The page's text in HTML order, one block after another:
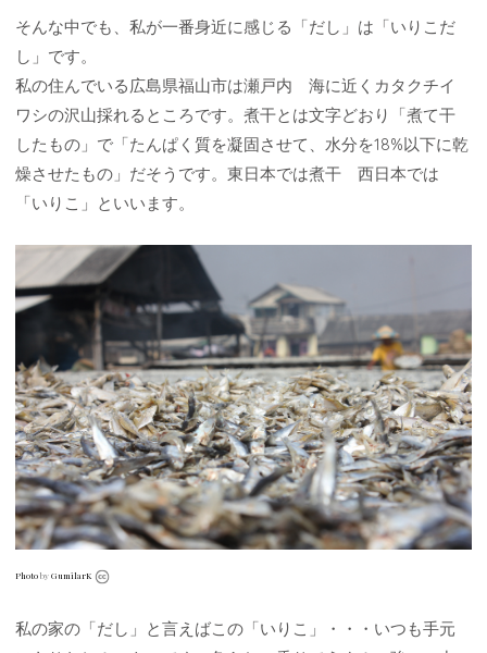
そんな中でも、私が一番身近に感じる「だし」は「いりこだ
し」です。
私の住んでいる広島県福山市は瀬戸内 海に近くカタクチイ
ワシの沢山採れるところです。煮干とは文字どおり「煮て干
したもの」で「たんぱく質を凝固させて、水分を18%以下に乾
燥させたもの」だそうです。東日本では煮干 西日本では
「いりこ」といいます。
Photo byGumilarK
私の家の「だし」と言えばこの「いりこ」・・・いつも手元